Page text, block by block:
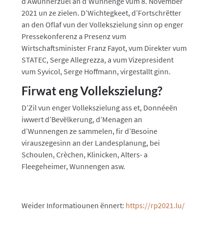
2021 un ze zielen. D’Wichtegkeet, d’Fortschrëtter
an den Oflaf vun der Vollekszielung sinn op enger
Pressekonferenz a Presenz vum
Wirtschaftsminister Franz Fayot, vum Direkter vum
STATEC, Serge Allegrezza, a vum Vizepresident
vum Syvicol, Serge Hoffmann, virgestallt ginn.
Firwat eng Vollekszielung?
D’Zil vun enger Vollekszielung ass et, Donnéeën
iwwert d’Bevëlkerung, d’Menagen an
d’Wunnengen ze sammelen, fir d’Besoine
virauszegesinn an der Landesplanung, bei
Schoulen, Crèchen, Klinicken, Alters- a
Fleegeheimer, Wunnengen asw.
Weider Informatiounen ënnert: https://rp2021.lu/​